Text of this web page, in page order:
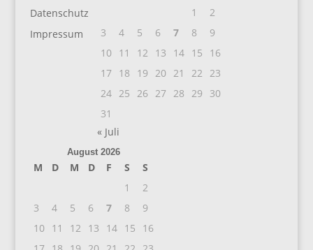
Datenschutz
Impressum
1
2
3
4 5 6 7 8
9
10
11 12 13 14 15
16
17
18 19 20 21 22 23
24 25 26 27 28 29
30
31
« Juli
August 2026
M D M D F S
S
1
2
3
4 5 6 7 8
9
10
11 12 13 14 15
16